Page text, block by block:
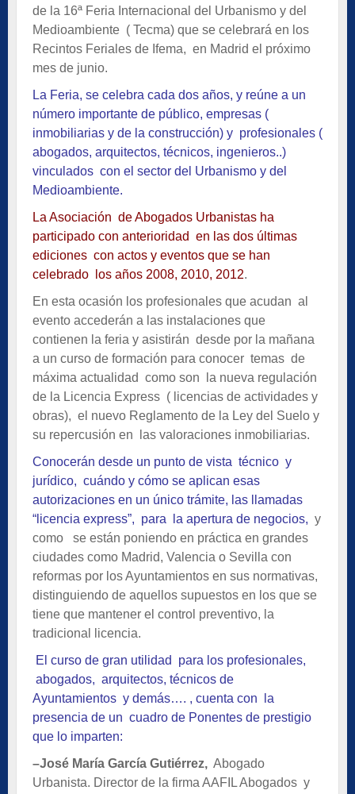
de la 16ª Feria Internacional del Urbanismo y del
Medioambiente ( Tecma) que se celebrará en los
Recintos Feriales de Ifema, en Madrid el próximo
mes de junio.
La Feria, se celebra cada dos años, y reúne a un
número importante de público, empresas (
inmobiliarias y de la construcción) y profesionales (
abogados, arquitectos, técnicos, ingenieros..)
vinculados con el sector del Urbanismo y del
Medioambiente.
La Asociación de Abogados Urbanistas ha
participado con anterioridad en las dos últimas
ediciones con actos y eventos que se han
celebrado los años 2008, 2010, 2012.
En esta ocasión los profesionales que acudan al
evento accederán a las instalaciones que
contienen la feria y asistirán desde por la mañana
a un curso de formación para conocer temas de
máxima actualidad como son la nueva regulación
de la Licencia Express ( licencias de actividades y
obras), el nuevo Reglamento de la Ley del Suelo y
su repercusión en las valoraciones inmobiliarias.
Conocerán desde un punto de vista técnico y
jurídico, cuándo y cómo se aplican esas
autorizaciones en un único trámite, las llamadas
“licencia express”, para la apertura de negocios, y
como se están poniendo en práctica en grandes
ciudades como Madrid, Valencia o Sevilla con
reformas por los Ayuntamientos en sus normativas,
distinguiendo de aquellos supuestos en los que se
tiene que mantener el control preventivo, la
tradicional licencia.
El curso de gran utilidad para los profesionales,
abogados, arquitectos, técnicos de
Ayuntamientos y demás…. , cuenta con la
presencia de un cuadro de Ponentes de prestigio
que lo imparten:
–José María García Gutiérrez, Abogado
Urbanista. Director de la firma AAFIL Abogados y